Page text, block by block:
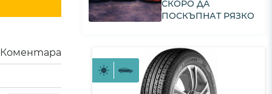
СКОРО ДА
ПОСКЪПНАТ РЯЗКО